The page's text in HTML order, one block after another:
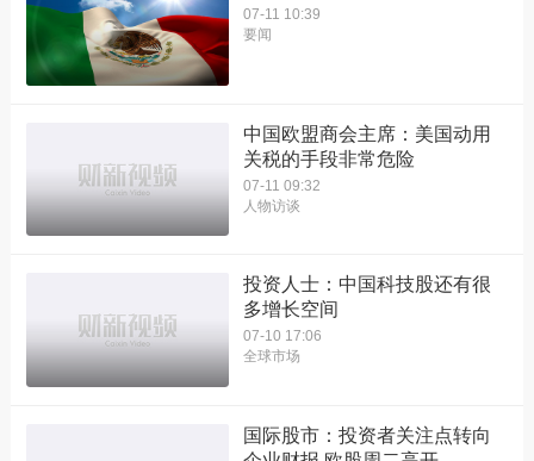
07-11 10:39
要闻
中国欧盟商会主席：美国动用
关税的手段非常危险
07-11 09:32
人物访谈
投资人士：中国科技股还有很
多增长空间
07-10 17:06
全球市场
国际股市：投资者关注点转向